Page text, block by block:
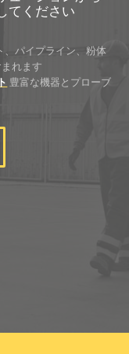
候条件を監視する
露点温度、表面温度と露
件を測定し記録する。
に測定値を自動的
監視（WiFiネットワーク